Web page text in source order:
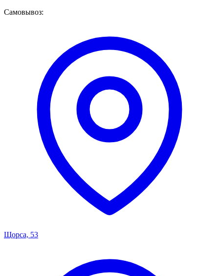
Самовывоз:
Щорса, 53